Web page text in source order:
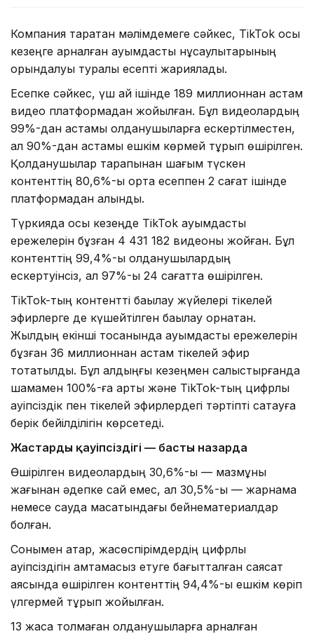
Компания таратқан мәлімдемеге сәйкес, TikTok осы
кезеңге арналған қауымдастық нұсқаулықтарының
орындалуы туралы есепті жариялады.
Есепке сәйкес, үш ай ішінде 189 миллионнан астам
видео платформадан жойылған. Бұл видеолардың
99%-дан астамы қолданушыларға ескертілместен,
ал 90%-дан астамы ешкім көрмей тұрып өшірілген.
Қолданушылар тарапынан шағым түскен
контенттің 80,6%-ы орта есеппен 2 сағат ішінде
платформадан алынды.
Түркияда осы кезеңде TikTok қауымдастық
ережелерін бұзған 4 431 182 видеоны жойған. Бұл
контенттің 99,4%-ы қолданушылардың
ескертуінсіз, ал 97%-ы 24 сағатта өшірілген.
TikTok-тың контентті бақылау жүйелері тікелей
эфирлерге де күшейтілген бақылау орнатқан.
Жылдың екінші тоқсанында қауымдастық ережелерін
бұзған 36 миллионнан астам тікелей эфир
тоқтатылды. Бұл алдыңғы кезеңмен салыстырғанда
шамамен 100%-ға артық және TikTok-тың цифрлық
қауіпсіздік пен тікелей эфирлердегі тәртіпті сақтауға
берік бейілділігін көрсетеді.
Жастардың қауіпсіздігі — басты назарда
Өшірілген видеолардың 30,6%-ы — мазмұны
жағынан әдепке сай емес, ал 30,5%-ы — жарнама
немесе сауда мақсатындағы бейнематериалдар
болған.
Сонымен қатар, жасөспірімдердің цифрлық
қауіпсіздігін қамтамасыз етуге бағытталған саясат
аясында өшірілген контенттің 94,4%-ы ешкім көріп
үлгермей тұрып жойылған.
13 жасқа толмаған қолданушыларға арналған